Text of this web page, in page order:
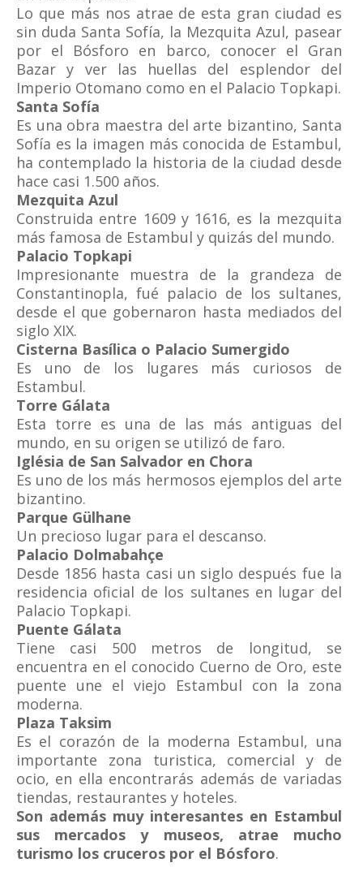
Lo que más nos atrae de esta gran ciudad es
sin duda Santa Sofía, la Mezquita Azul, pasear
por el Bósforo en barco, conocer el Gran
Bazar y ver las huellas del esplendor del
Imperio Otomano como en el Palacio Topkapi.
Santa Sofía
Es una obra maestra del arte bizantino, Santa
Sofía es la imagen más conocida de Estambul,
ha contemplado la historia de la ciudad desde
hace casi 1.500 años.
Mezquita Azul
Construida entre 1609 y 1616, es la mezquita
más famosa de Estambul y quizás del mundo.
Palacio Topkapi
Impresionante muestra de la grandeza de
Constantinopla, fué palacio de los sultanes,
desde el que gobernaron hasta mediados del
siglo XIX.
Cisterna Basílica o Palacio Sumergido
Es uno de los lugares más curiosos de
Estambul.
Torre Gálata
Esta torre es una de las más antiguas del
mundo, en su origen se utilizó de faro.
Iglésia de San Salvador en Chora
Es uno de los más hermosos ejemplos del arte
bizantino.
Parque Gülhane
Un precioso lugar para el descanso.
Palacio Dolmabahçe
Desde 1856 hasta casi un siglo después fue la
residencia oficial de los sultanes en lugar del
Palacio Topkapi.
Puente Gálata
Tiene casi 500 metros de longitud, se
encuentra en el conocido Cuerno de Oro, este
puente une el viejo Estambul con la zona
moderna.
Plaza Taksim
Es el corazón de la moderna Estambul, una
importante zona turistica, comercial y de
ocio, en ella encontrarás además de variadas
tiendas, restaurantes y hoteles.
Son además muy interesantes en Estambul
sus mercados y museos, atrae mucho
turismo los cruceros por el Bósforo.